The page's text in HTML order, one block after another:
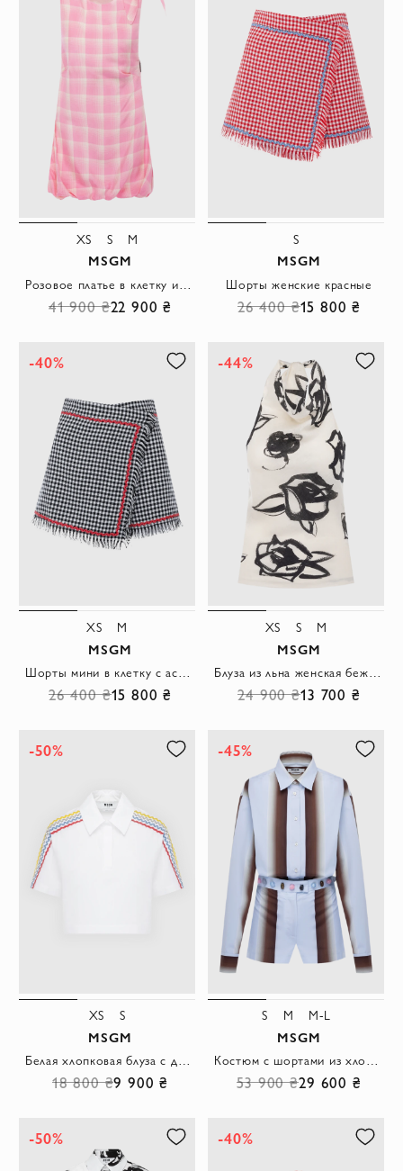
XS S M
MSGM
Розовое платье в клетку из вискозной ткани с бантом на плече
41 900 ₴22 900 ₴
S
MSGM
Шорты женские красные
26 400 ₴15 800 ₴
-40%
XS M
MSGM
Шорты мини в клетку с асимметричным запахом и красной отделкой
26 400 ₴15 800 ₴
-44%
XS S M
MSGM
Блуза из льна женская бежевая
24 900 ₴13 700 ₴
-50%
XS S
MSGM
Белая хлопковая блуза с декоративными полосами по рукавам
18 800 ₴9 900 ₴
-45%
S M M-L
MSGM
Костюм с шортами из хлопка женский голубой
53 900 ₴29 600 ₴
-50% -40%